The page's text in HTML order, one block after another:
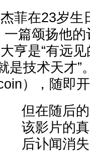
菲在23岁
篇颂扬他
亨是“有远
是技术天才
），随即
但在随后
该影片的
后讣闻消